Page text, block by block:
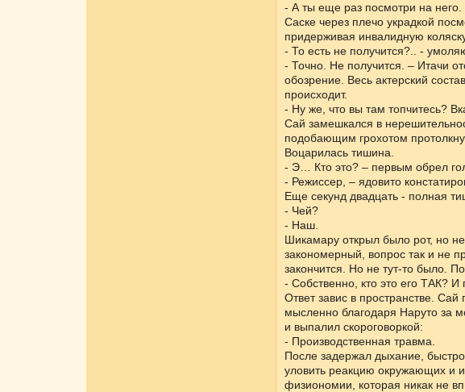
- А ты еще раз посмотри на него.
Саске через плечо украдкой
придерживая инвалидную
- То есть не получится?.. -
- Точно. Не получится. – Итачи
обозрение. Весь актерский
происходит.
- Ну же, что вы там топчитесь?
Сай замешкался в
подобающим грохотом
Воцарилась тишина.
- Э… Кто это? – первым обрел
- Режиссер, – ядовито
Еще секунд двадцать - полная
- Чей?
- Наш.
Шикамару открыл было рот, но
закономерный, вопрос так и не
закончится. Но не тут-то было.
- Собственно, кто это его ТАК?
Ответ завис в пространстве.
мысленно благодаря Наруто за
и выпалил скороговоркой:
- Производственная травма.
После задержал дыхание,
уловить реакцию окружающих и
физиономии, которая никак не